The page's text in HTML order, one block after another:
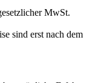
MwSt.
sind erst nach dem